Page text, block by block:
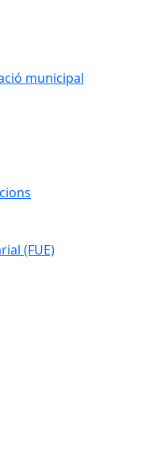
municipal
(FUE)